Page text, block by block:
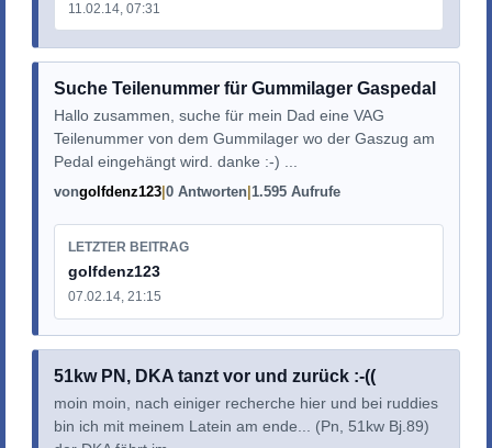
11.02.14, 07:31
Suche Teilenummer für Gummilager Gaspedal
Hallo zusammen, suche für mein Dad eine VAG
Teilenummer von dem Gummilager wo der Gaszug am
Pedal eingehängt wird. danke :-) ...
vongolfdenz123 0 Antworten 1.595 Aufrufe
LETZTER BEITRAG
golfdenz123
07.02.14, 21:15
51kw PN, DKA tanzt vor und zurück :-((
moin moin, nach einiger recherche hier und bei ruddies
bin ich mit meinem Latein am ende... (Pn, 51kw Bj.89)